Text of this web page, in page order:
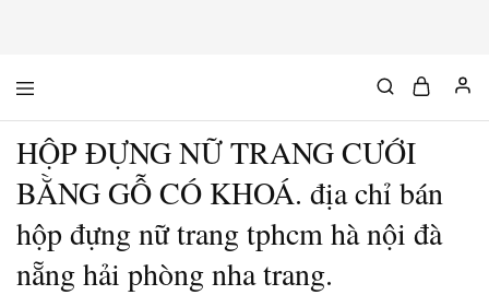
độc
&
chất
HỘP ĐỰNG NỮ TRANG CƯỚI
BẰNG GỖ CÓ KHOÁ. địa chỉ bán
hộp đựng nữ trang tphcm hà nội đà
nẵng hải phòng nha trang.